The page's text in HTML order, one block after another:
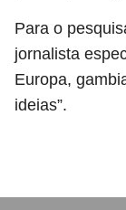
Para o
jornalista
Europa,
ideias”.